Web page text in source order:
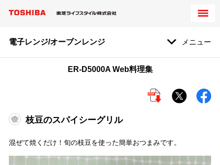
電子レンジ/オーブンレンジ メニュー
ER-D5000A Web料理集
枝豆のスパイシーグリル
混ぜて焼くだけ！旬の枝豆を使った簡単おつまみです。